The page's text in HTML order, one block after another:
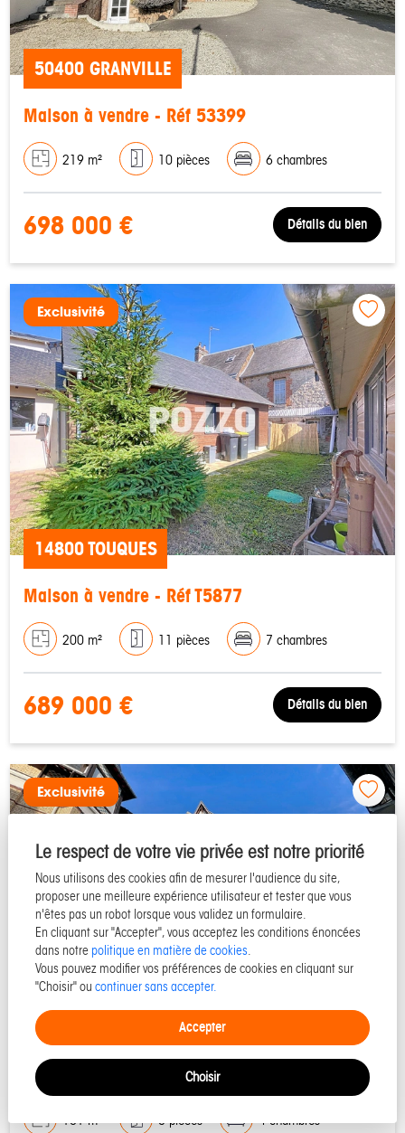
Le respect de votre vie privée est notre priorité
Nous utilisons des cookies afin de mesurer l'audience du site,
proposer une meilleure expérience utilisateur et tester que vous
n'êtes pas un robot lorsque vous validez un formulaire.
En cliquant sur "Accepter", vous acceptez les conditions énoncées
dans notre politique en matière de cookies.
Vous pouvez modifier vos préférences de cookies en cliquant sur
"Choisir" ou continuer sans accepter.
Accepter
Choisir
50400 GRANVILLE
Maison à vendre - Réf 53399
219 m² 10 pièces 6 chambres
698 000 € Détails du bien
Exclusivité
14800 TOUQUES
Maison à vendre - Réf T5877
200 m² 11 pièces 7 chambres
689 000 € Détails du bien
Exclusivité
14360 TROUVILLE SUR MER
Maison à vendre - Réf T6100
101 m² 5 pièces 4 chambres